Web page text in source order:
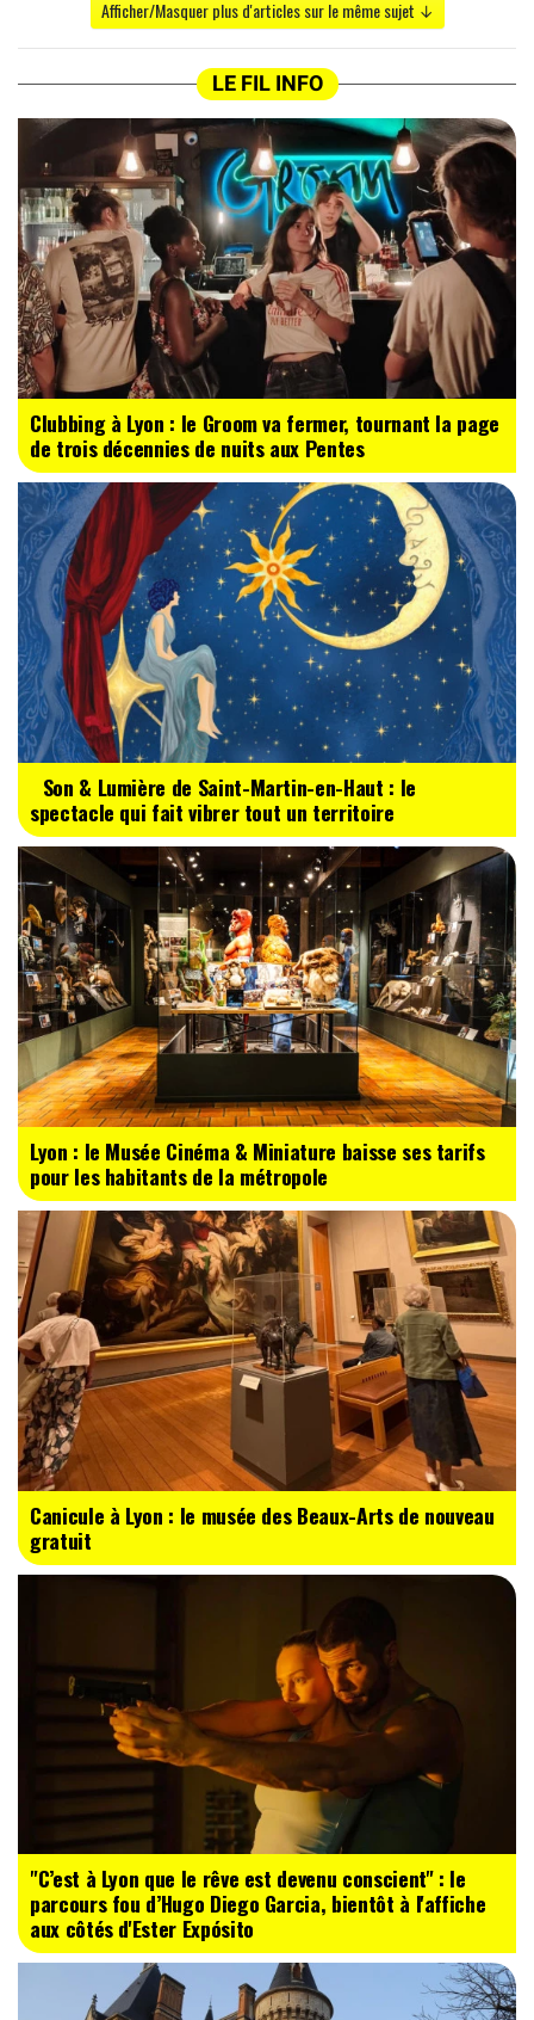
Afficher/Masquer plus d'articles sur le même sujet ↓
LE FIL INFO
Clubbing à Lyon : le Groom va fermer, tournant la page
de trois décennies de nuits aux Pentes
Son & Lumière de Saint-Martin-en-Haut : le
spectacle qui fait vibrer tout un territoire
Lyon : le Musée Cinéma & Miniature baisse ses tarifs
pour les habitants de la métropole
Canicule à Lyon : le musée des Beaux-Arts de nouveau
gratuit
"C’est à Lyon que le rêve est devenu conscient" : le
parcours fou d’Hugo Diego Garcia, bientôt à l'affiche
aux côtés d'Ester Expósito